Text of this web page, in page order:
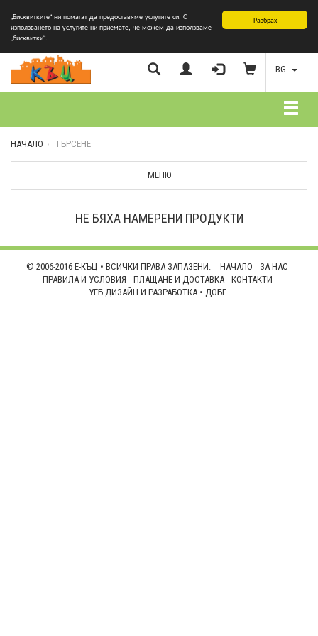
Разбрах
„Бисквитките“ ни помагат да предоставяме услугите си. С
използването на услугите ни приемате, че можем да използваме
„бисквитки“.
BG
НАЧАЛО ТЪРСЕНЕ
МЕНЮ
НЕ БЯХА НАМЕРЕНИ ПРОДУКТИ
© 2006-2016 Е-КЪЦ • ВСИЧКИ ПРАВА ЗАПАЗЕНИ. НАЧАЛО
ЗА НАС
ПРАВИЛА И УСЛОВИЯ
ПЛАЩАНЕ И ДОСТАВКА
КОНТАКТИ
УЕБ ДИЗАЙН И РАЗРАБОТКА • ДОБГ